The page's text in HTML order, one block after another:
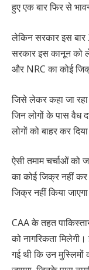
हुए एक बार फिर से
लेकिन सरकार इस
सरकार इस कानून को
और NRC का कोई
जिसे लेकर कहा जा
जिन लोगों के पास वैध
लोगों को बाहर कर
ऐसी तमाम चर्चाओं को
का कोई जिक्र नहीं
जिक्र नहीं किया
CAA के तहत
को नागरिकता
गई थी कि उन